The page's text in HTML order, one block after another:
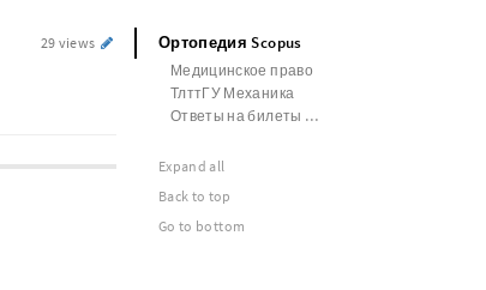
29 views Ортопедия Scopus
Медицинское право
ТлттГУ Механика
Ответы на билеты Политическое право
Expand all
Back to top
Go to bottom